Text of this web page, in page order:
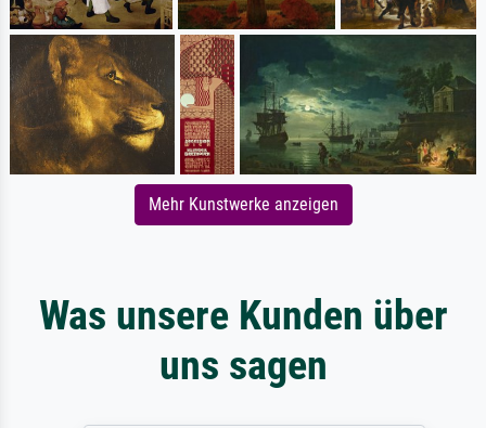
Mehr Kunstwerke anzeigen
Was unsere Kunden über
uns sagen